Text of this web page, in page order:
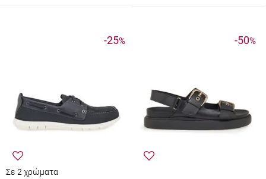
-25%
Σε 2 χρώματα
-50%